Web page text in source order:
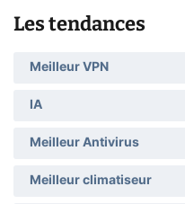
Les tendances
Meilleur VPN
IA
Meilleur Antivirus
Meilleur climatiseur